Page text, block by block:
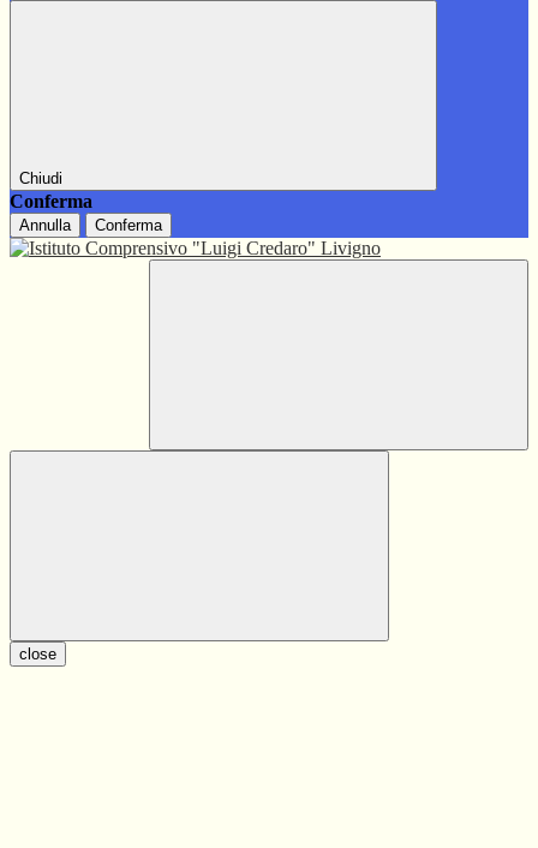
Chiudi
Conferma
Annulla Conferma
close